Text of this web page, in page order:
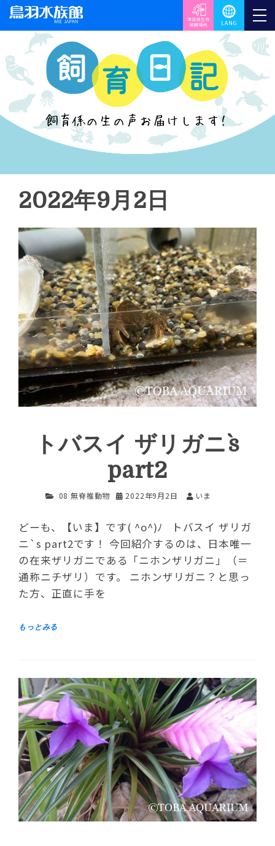
2022年9月2日
トバスイ ザリガニ`s
part2
08 無脊椎動物 2022年9月2日 いま
どーも、【いま】です( ^o^)ﾉ トバスイ ザリガ
ニ`s part2です！ 今回紹介するのは、日本唯一
の在来ザリガニである「ニホンザリガニ」（＝
通称ニチザリ）です。 ニホンザリガニ？と思っ
た方、正直に手を